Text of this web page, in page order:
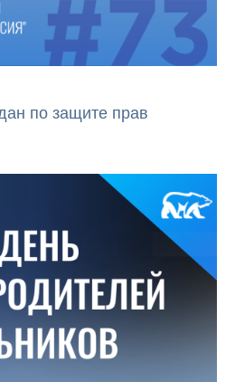
по защите прав